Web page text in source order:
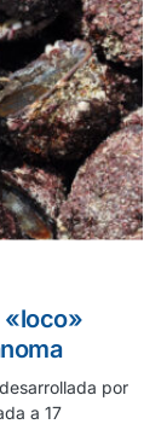
«loco»
por
a 17